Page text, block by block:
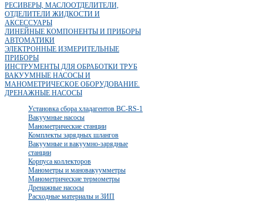
РЕСИВЕРЫ, МАСЛООТДЕЛИТЕЛИ,
ОТДЕЛИТЕЛИ ЖИДКОСТИ И
АКСЕССУАРЫ
ЛИНЕЙНЫЕ КОМПОНЕНТЫ И ПРИБОРЫ
АВТОМАТИКИ
ЭЛЕКТРОННЫЕ ИЗМЕРИТЕЛЬНЫЕ
ПРИБОРЫ
ИНСТРУМЕНТЫ ДЛЯ ОБРАБОТКИ ТРУБ
ВАКУУМНЫЕ НАСОСЫ И
МАНОМЕТРИЧЕСКОЕ ОБОРУДОВАНИЕ.
ДРЕНАЖНЫЕ НАСОСЫ
Установка сбора хладагентов BC-RS-1
Вакуумные насосы
Манометрические станции
Комплекты зарядных шлангов
Вакуумные и вакуумно-зарядные
станции
Корпуса коллекторов
Манометры и мановакуумметры
Манометрические термометры
Дренажные насосы
Расходные материалы и ЗИП